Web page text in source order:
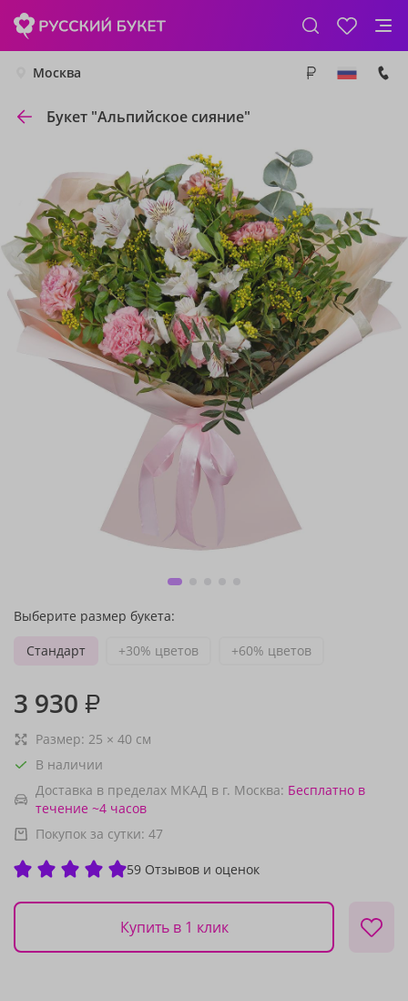
Москва
Букет "Альпийское сияние"
Выберите размер букета:
Стандарт
+30% цветов +60% цветов
3 930 ₽
Размер: 25 × 40 см
В наличии
Доставка в пределах МКАД в г. Москва: Бесплатно в
течение ~4 часов
Покупок за сутки: 47
59 Отзывов и оценок
Купить в 1 клик